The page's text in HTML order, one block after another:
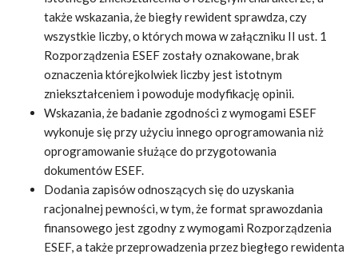
także wskazania, że biegły rewident sprawdza, czy
wszystkie liczby, o których mowa w załączniku II ust. 1
Rozporządzenia ESEF zostały oznakowane, brak
oznaczenia którejkolwiek liczby jest istotnym
zniekształceniem i powoduje modyfikację opinii.
Wskazania, że badanie zgodności z wymogami ESEF
wykonuje się przy użyciu innego oprogramowania niż
oprogramowanie służące do przygotowania
dokumentów ESEF.
Dodania zapisów odnoszących się do uzyskania
racjonalnej pewności, w tym, że format sprawozdania
finansowego jest zgodny z wymogami Rozporządzenia
ESEF, a także przeprowadzenia przez biegłego rewidenta